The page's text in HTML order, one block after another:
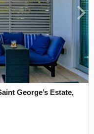
George’s Estate,